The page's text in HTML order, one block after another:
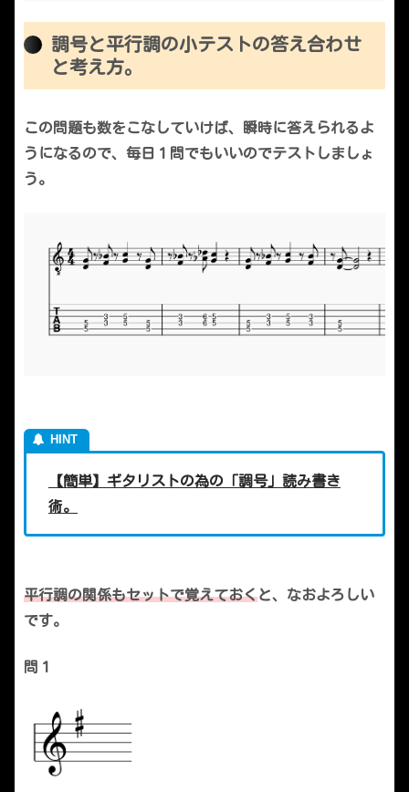
調号と平行調の小テストの答え合わせ
と考え方。
この問題も数をこなしていけば、瞬時に答えられるよ
うになるので、毎日１問でもいいのでテストしましょ
う。
【簡単】ギタリストの為の「調号」読み書き
術。
平行調の関係もセットで覚えておくと、なおよろしい
です。
問１